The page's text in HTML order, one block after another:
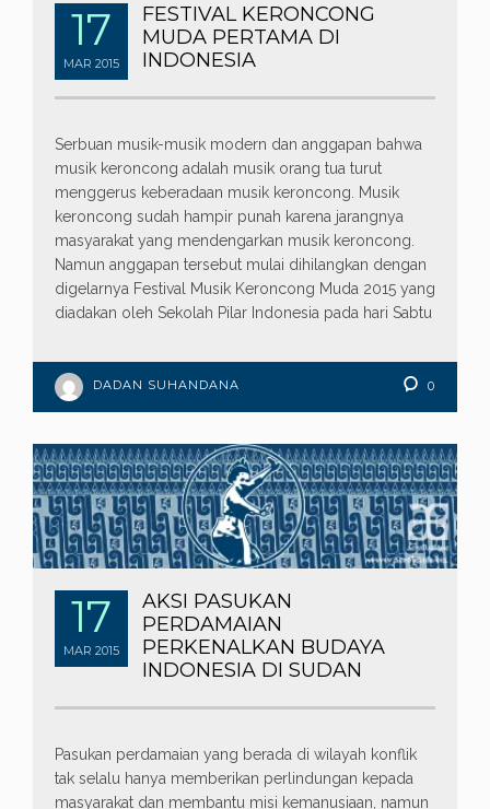
17
MAR 2015
FESTIVAL KERONCONG
MUDA PERTAMA DI
INDONESIA
Serbuan musik-musik modern dan anggapan bahwa
musik keroncong adalah musik orang tua turut
menggerus keberadaan musik keroncong. Musik
keroncong sudah hampir punah karena jarangnya
masyarakat yang mendengarkan musik keroncong.
Namun anggapan tersebut mulai dihilangkan dengan
digelarnya Festival Musik Keroncong Muda 2015 yang
diadakan oleh Sekolah Pilar Indonesia pada hari Sabtu
DADAN SUHANDANA 0
17
MAR 2015
AKSI PASUKAN
PERDAMAIAN
PERKENALKAN BUDAYA
INDONESIA DI SUDAN
Pasukan perdamaian yang berada di wilayah konflik
tak selalu hanya memberikan perlindungan kepada
masyarakat dan membantu misi kemanusiaan, namun